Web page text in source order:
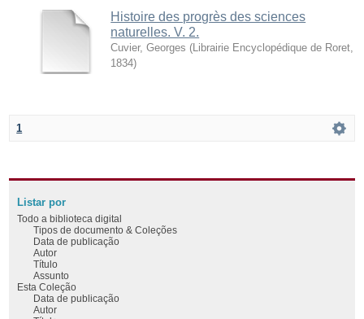
Histoire des progrès des sciences
naturelles. V. 2.
Cuvier, Georges ( Librairie Encyclopédique de Roret
1834)
1
Listar por
Todo a biblioteca digital
Tipos de documento & Coleções
Data de publicação
Autor
Título
Assunto
Esta Coleção
Data de publicação
Autor